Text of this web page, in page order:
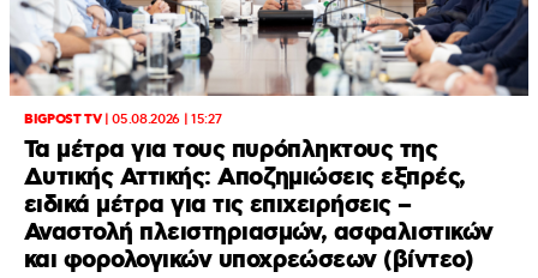
BIGPOST TV|05.08.2026 | 15:27
Τα μέτρα για τους πυρόπληκτους της
Δυτικής Αττικής: Αποζημιώσεις εξπρές,
ειδικά μέτρα για τις επιχειρήσεις –
Αναστολή πλειστηριασμών, ασφαλιστικών
και φορολογικών υποχρεώσεων (βίντεο)